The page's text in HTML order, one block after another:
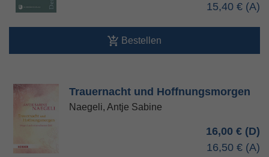
15,40 €
Bestellen
Trauernacht und Hoffnungsmorgen
Naegeli, Antje Sabine
16,00 €
16,50 €